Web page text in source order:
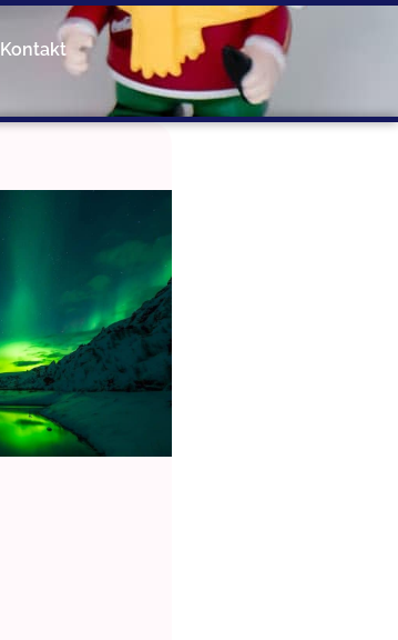
Kontakt